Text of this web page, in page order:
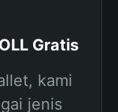
Gratis
kami
jenis